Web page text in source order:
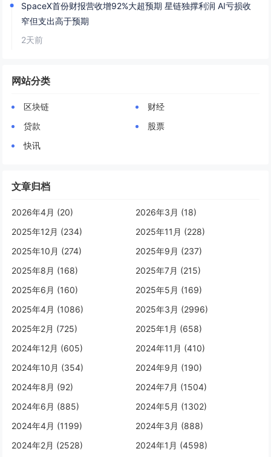
SpaceX首份财报营收增92%大超预期 星链独撑利润 AI亏损收
窄但支出高于预期
2天前
网站分类
区块链
财经
贷款
股票
快讯
文章归档
2026年4月 (20)
2026年3月 (18)
2025年12月 (234)
2025年11月 (228)
2025年10月 (274)
2025年9月 (237)
2025年8月 (168)
2025年7月 (215)
2025年6月 (160)
2025年5月 (169)
2025年4月 (1086)
2025年3月 (2996)
2025年2月 (725)
2025年1月 (658)
2024年12月 (605)
2024年11月 (410)
2024年10月 (354)
2024年9月 (190)
2024年8月 (92)
2024年7月 (1504)
2024年6月 (885)
2024年5月 (1302)
2024年4月 (1199)
2024年3月 (888)
2024年2月 (2528)
2024年1月 (4598)